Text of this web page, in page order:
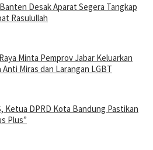
Desak Aparat Segera Tangkap
Rasulullah
Minta Pemprov Jabar Keluarkan
Miras dan Larangan LGBT
Ketua DPRD Kota Bandung Pastikan
Plus”